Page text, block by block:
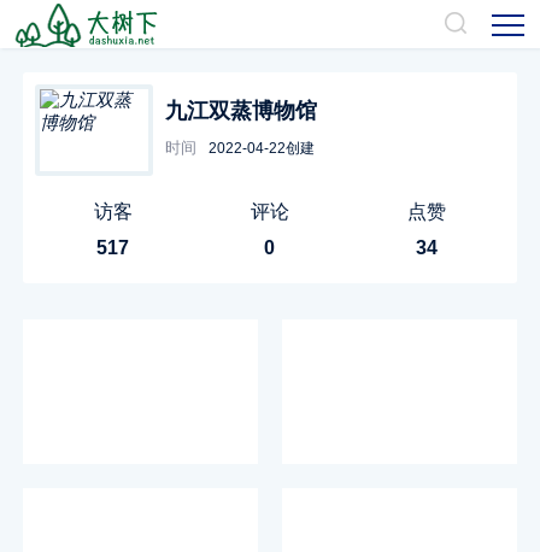
九江双蒸博物馆
时间 2022-04-22创建
访客
517
评论
0
点赞
34